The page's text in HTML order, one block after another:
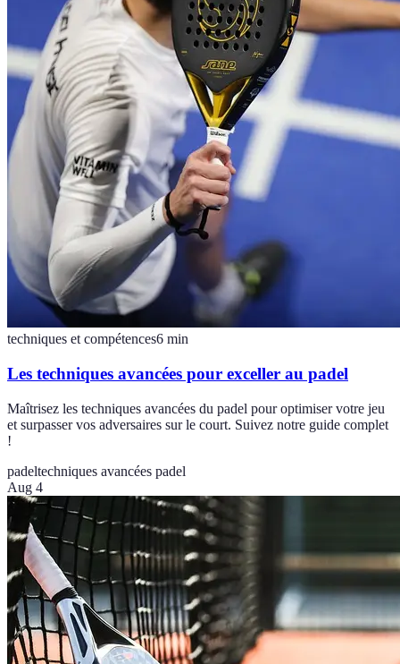
techniques et compétences6 min
Les techniques avancées pour exceller au padel
Maîtrisez les techniques avancées du padel pour optimiser votre jeu
et surpasser vos adversaires sur le court. Suivez notre guide complet
!
padeltechniques avancées padel
Aug 4